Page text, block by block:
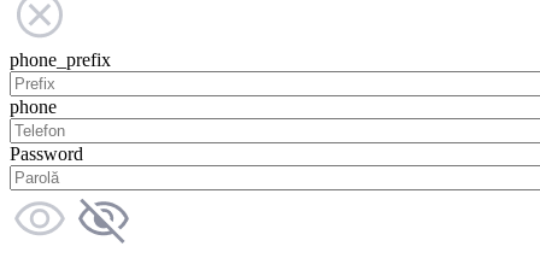
phone_prefix
phone
Password